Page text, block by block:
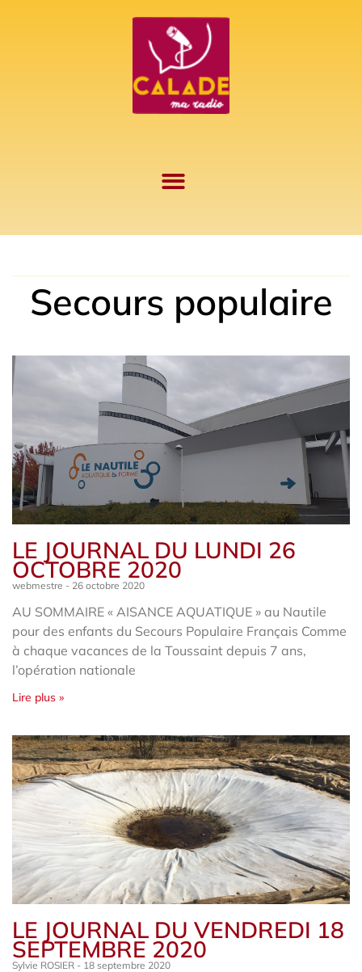
Secours populaire
LE JOURNAL DU LUNDI 26
OCTOBRE 2020
webmestre 26 octobre 2020
AU SOMMAIRE « AISANCE AQUATIQUE » au Nautile
pour des enfants du Secours Populaire Français Comme
à chaque vacances de la Toussaint depuis 7 ans,
l’opération nationale
Lire plus »
LE JOURNAL DU VENDREDI 18
SEPTEMBRE 2020
Sylvie ROSIER 18 septembre 2020